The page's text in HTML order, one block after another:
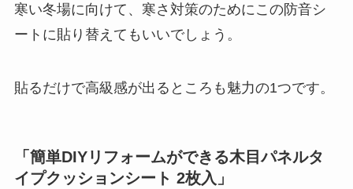
寒い冬場に向けて、寒さ対策のためにこの防音シ
ートに貼り替えてもいいでしょう。
貼るだけで高級感が出るところも魅力の1つです。
「簡単DIYリフォームができる木目パネルタ
イプクッションシート 2枚入」